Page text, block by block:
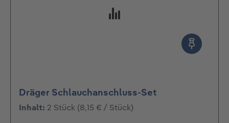
Dräger Schlauchanschluss-Set
Inhalt: 2 Stück (8,15 € / Stück)